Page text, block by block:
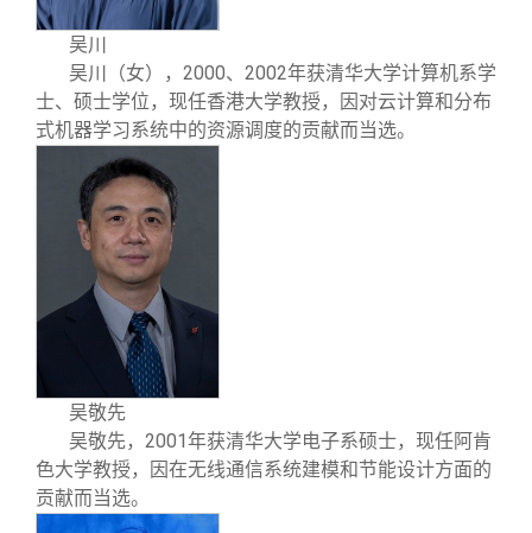
吴川
吴川
（女）， 2000、 2002年获清华大学计算机系学
士、硕士学位，现任香港大学教授，因对云计算和分布
式机器学习系统中的资源调度的贡献而当选。
吴敬先
吴敬先， 2001年获清华大学电子系硕士，现任阿肯
色大学教授，因在无线通信系统建模和节能设计方面的
贡献而当选。